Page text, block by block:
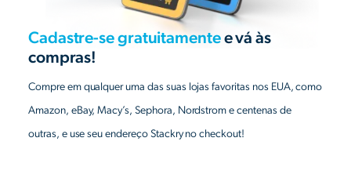
Cadastre-se gratuitamentee vá às
compras!
Compre em qualquer uma das suas lojas favoritas nos EUA, como
Amazon, eBay, Macy’s, Sephora, Nordstrom e centenas de
outras, e use seu endereço Stackry no checkout!